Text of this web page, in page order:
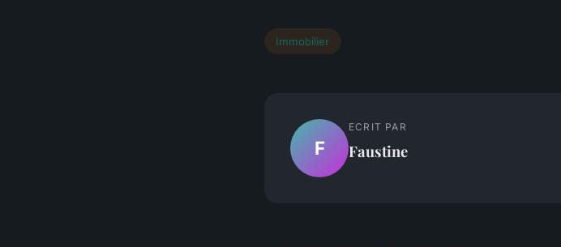
Immobilier
F
ECRIT PAR
Faustine